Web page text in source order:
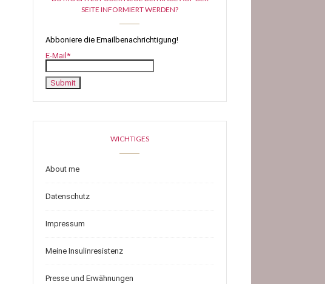
SEITE INFORMIERT WERDEN?
Abboniere die Emailbenachrichtigung!
E-Mail*
WICHTIGES
About me
Datenschutz
Impressum
Meine Insulinresistenz
Presse und Erwähnungen